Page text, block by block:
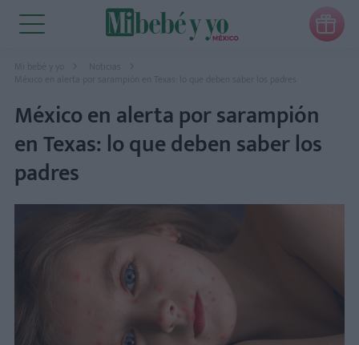

Mi bebé y yo
Noticias
México en alerta por sarampión en Texas: lo que deben saber los padres
México en alerta por sarampión
en Texas: lo que deben saber los
padres